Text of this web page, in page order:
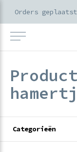
Categorieën